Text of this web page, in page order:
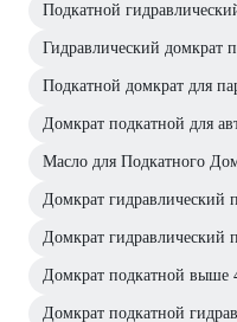
Подкатной
Гидравлический домкрат
Подкатной домкрат для
Домкрат подкатной для
Масло для Подкатного
Домкрат гидравлический
Домкрат гидравлический
Домкрат подкатной выше
Домкрат подкатной